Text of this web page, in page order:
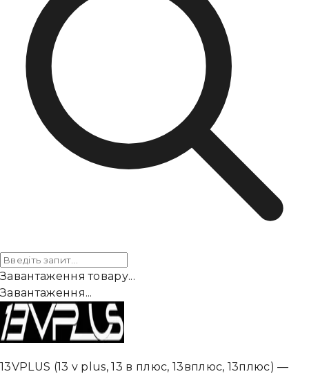
Завантаження товару...
Завантаження...
13VPLUS (13 v plus, 13 в плюс, 13вплюс, 13плюс) —